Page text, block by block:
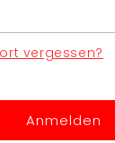
vergessen?
Anmelden